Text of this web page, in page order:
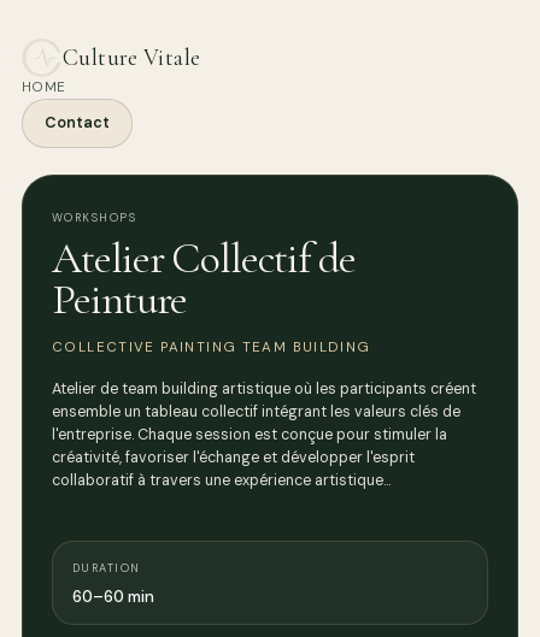
Culture Vitale
HOME
Contact
WORKSHOPS
Atelier Collectif de
Peinture
COLLECTIVE PAINTING TEAM BUILDING
Atelier de team building artistique où les participants créent
ensemble un tableau collectif intégrant les valeurs clés de
l'entreprise. Chaque session est conçue pour stimuler la
créativité, favoriser l'échange et développer l'esprit
collaboratif à travers une expérience artistique…
DURATION
60–60 min